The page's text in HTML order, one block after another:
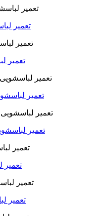
تعمیر
تعمیر
تعمیر لباسشویی
تعمیر
تعمیر
تعمیر